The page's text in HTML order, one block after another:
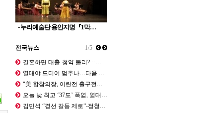
- 누리예술단 용인지명『1막…
1/5
전국뉴스
결혼하면 대출·청약 불리?···이 대…
열대야 드디어 멈추나…다음 주 수요일…
"美 합참의장, 이란전 출구전략 모색…
오늘 낮 최고 ‘37도’ 폭염, 열대…
김민석 “경선 갈등 제로”-정청래 “…